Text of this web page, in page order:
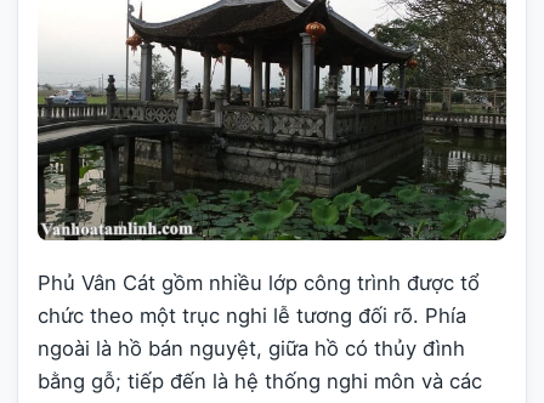
Phủ Vân Cát gồm nhiều lớp công trình được tổ
chức theo một trục nghi lễ tương đối rõ. Phía
ngoài là hồ bán nguyệt, giữa hồ có thủy đình
bằng gỗ; tiếp đến là hệ thống nghi môn và các